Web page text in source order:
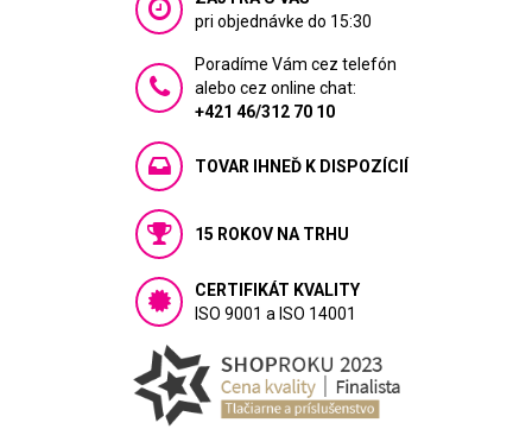
pri objednávke do 15:30
Poradíme Vám cez telefón
alebo cez online chat:
+421 46/312 70 10
TOVAR IHNEĎ K DISPOZÍCIÍ
15 ROKOV NA TRHU
CERTIFIKÁT KVALITY
ISO 9001 a ISO 14001